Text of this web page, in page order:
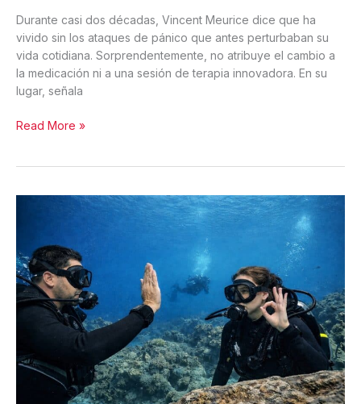
Durante casi dos décadas, Vincent Meurice dice que ha
vivido sin los ataques de pánico que antes perturbaban su
vida cotidiana. Sorprendentemente, no atribuye el cambio a
la medicación ni a una sesión de terapia innovadora. En su
lugar, señala
Cómo
a
dejar
atrás
los
ataques
pánico
Read More »